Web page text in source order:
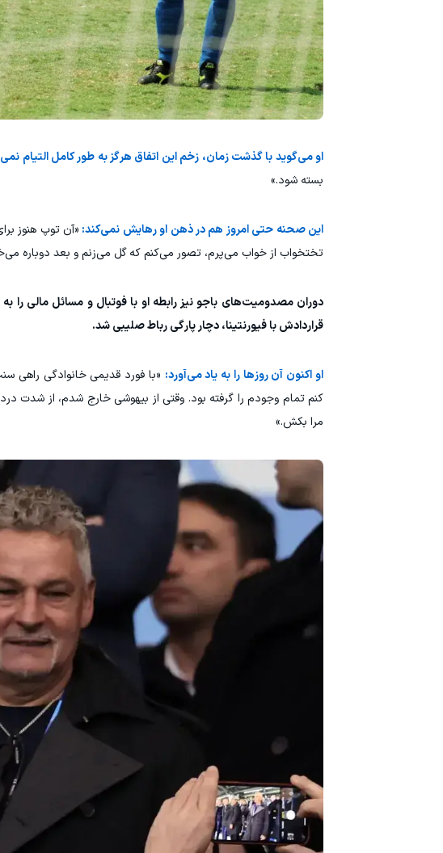
او می‌گوید با گذشت زمان، زخم این اتفاق هرگز به طور کامل التیام
بسته شود.»
این صحنه حتی امروز هم در ذهن او رهایش نمی‌کند: «آن توپ هنوز
تختخواب از خواب می‌پرم، تصور می‌کنم که گل می‌زنم و بعد دوباره
قراردادش با فیورنتینا، دچار پارگی رباط صلیبی شد.
او اکنون آن روزها را به یاد می‌آورد: «با فورد قدیمی خانوادگی راهی
کنم تمام وجودم را گرفته بود. وقتی از بیهوشی خارج شدم، از شدت
مرا بکش.»